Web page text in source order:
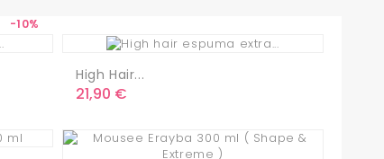
-10%
High Hair...
Precio
21,90 €